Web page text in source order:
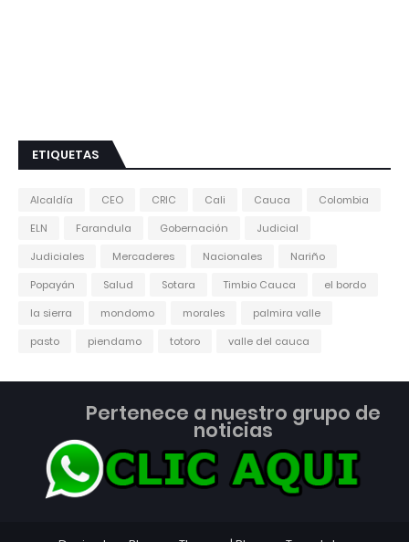
ETIQUETAS
Alcaldía CEO CRIC Cali Cauca
Colombia
ELN
Farandula Gobernación
Judicial
Judiciales
Mercaderes Nacionales
Nariño
Popayán
Salud Sotara Timbio Cauca
el bordo
la sierra
mondomo morales
palmira valle
pasto
piendamo totoro valle del cauca
Pertenece a nuestro grupo de
noticias